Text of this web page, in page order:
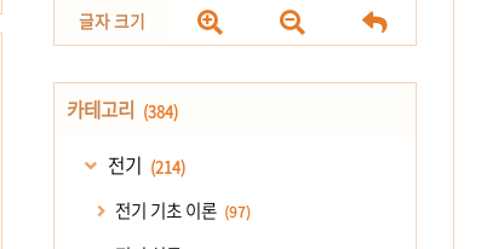
글자 크기   
카테고리 (384)
전기 (214)
전기 기초 이론 (97)